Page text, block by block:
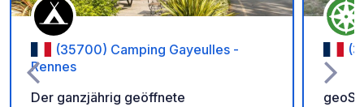
(35700) Camping Gayeulles -
Rennes
Der ganzjährig geöffnete